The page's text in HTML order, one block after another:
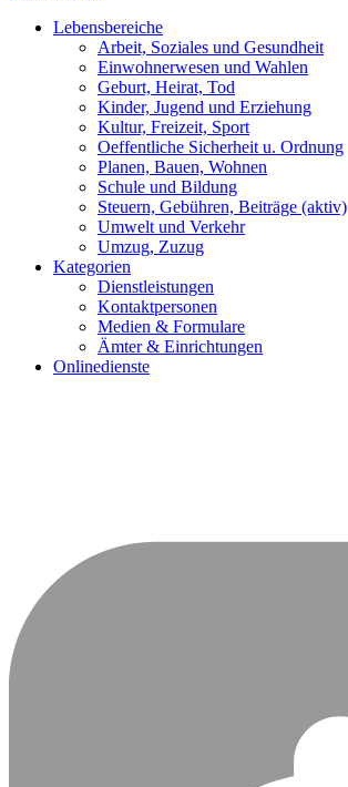
Lebensbereiche
Arbeit, Soziales und Gesundheit
Einwohnerwesen und Wahlen
Geburt, Heirat, Tod
Kinder, Jugend und Erziehung
Kultur, Freizeit, Sport
Oeffentliche Sicherheit u. Ordnung
Planen, Bauen, Wohnen
Schule und Bildung
Steuern, Gebühren, Beiträge (aktiv)
Umwelt und Verkehr
Umzug, Zuzug
Kategorien
Dienstleistungen
Kontaktpersonen
Medien & Formulare
Ämter & Einrichtungen
Onlinedienste